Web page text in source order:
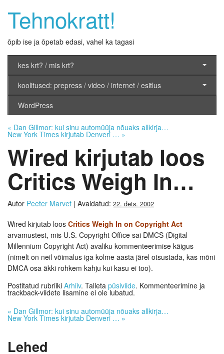
Tehnokratt!
õpib ise ja õpetab edasi, vahel ka tagasi
kes krt? / mis krt?
koolitused: prepress / video / internet / esitlus
WordPress
« Dan Gillmor: kui sinu automüüja nõuaks allkirja…
New York Times kirjutab Denveri … »
Wired kirjutab loos
Critics Weigh In…
Autor Peeter Marvet | Avaldatud: 22. dets. 2002
Wired kirjutab loos Critics Weigh In on Copyright Act
arvamustest, mis U.S. Copyright Office sai DMCS (Digital
Millennium Copyright Act) avaliku kommenteerimise käigus
(nimelt on neil võimalus iga kolme aasta järel otsustada, kas mõni
DMCA osa äkki rohkem kahju kui kasu ei too).
Postitatud rubriiki Arhiiv. Talleta püsiviide. Kommenteerimine ja
trackback-viidete lisamine ei ole lubatud.
« Dan Gillmor: kui sinu automüüja nõuaks allkirja…
New York Times kirjutab Denveri … »
Lehed